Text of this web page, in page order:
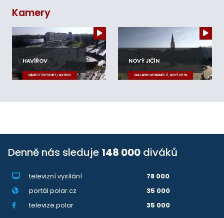
Kamery
HAVÍŘOV
NÁMĚSTÍ REPUBLIKY, HAVÍŘOV
NOVÝ JIČÍN
MASARYKOVO NÁMĚSTÍ, NOVÝ JIČÍN
Denně nás sleduje 148 000 diváků
televizní vysílání
78 000
portál polar.cz
35 000
televize.polar
35 000